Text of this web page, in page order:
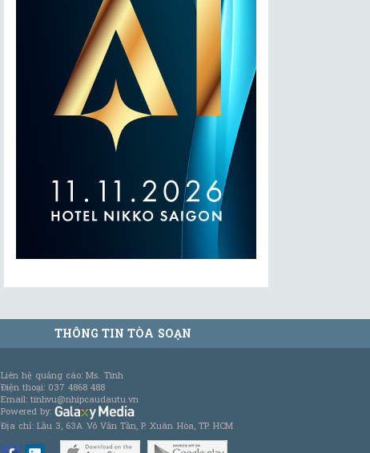
THÔNG TIN TÒA SOẠN
Liên hệ quảng cáo: Ms. Tình
Điện thoại: 037 4868 488
Email: tinhvu@nhipcaudautu.vn
Powered by:
Địa chỉ: Lầu 3, 63A Võ Văn Tần, P. Xuân Hòa, TP. HCM